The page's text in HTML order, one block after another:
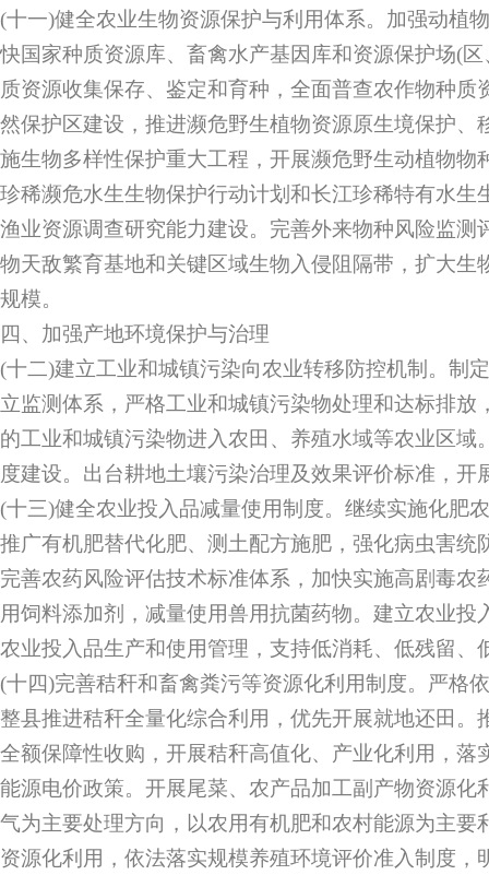
(十一)健全农业生物资源保护与利用体系。加强动植
快国家种质资源库、畜禽水产基因库和资源保护场(
质资源收集保存、鉴定和育种，全面普查农作物种质
然保护区建设，推进濒危野生植物资源原生境保护、
施生物多样性保护重大工程，开展濒危野生动植物物
珍稀濒危水生生物保护行动计划和长江珍稀特有水生
渔业资源调查研究能力建设。完善外来物种风险监测
物天敌繁育基地和关键区域生物入侵阻隔带，扩大生
规模。
四、加强产地环境保护与治理
(十二)建立工业和城镇污染向农业转移防控机制。制
立监测体系，严格工业和城镇污染物处理和达标排放
的工业和城镇污染物进入农田、养殖水域等农业区域
度建设。出台耕地土壤污染治理及效果评价标准，开
(十三)健全农业投入品减量使用制度。继续实施化肥
推广有机肥替代化肥、测土配方施肥，强化病虫害统
完善农药风险评估技术标准体系，加快实施高剧毒农
用饲料添加剂，减量使用兽用抗菌药物。建立农业投
农业投入品生产和使用管理，支持低消耗、低残留、
(十四)完善秸秆和畜禽粪污等资源化利用制度。严格
整县推进秸秆全量化综合利用，优先开展就地还田。
全额保障性收购，开展秸秆高值化、产业化利用，落
能源电价政策。开展尾菜、农产品加工副产物资源化
气为主要处理方向，以农用有机肥和农村能源为主要
资源化利用，依法落实规模养殖环境评价准入制度，